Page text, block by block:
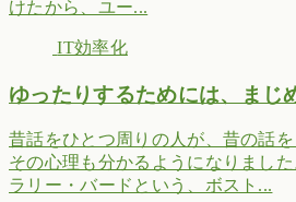
けたから、ユー...
IT効率化
ゆったりするためには、まじ
昔話をひとつ周りの人が、昔の話
その心理も分かるようになりまし
ラリー・バードという、ボスト...